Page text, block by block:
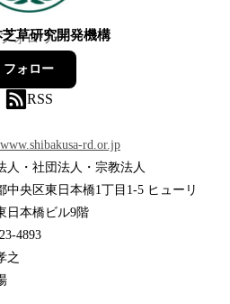
草研究開発機構
ォロワー
フォロー
RSS
rd.or.jp
人・社団法人・宗教法人
中央区東日本橋1丁目1-5 ヒューリ
日本橋ビル9階
4893
之